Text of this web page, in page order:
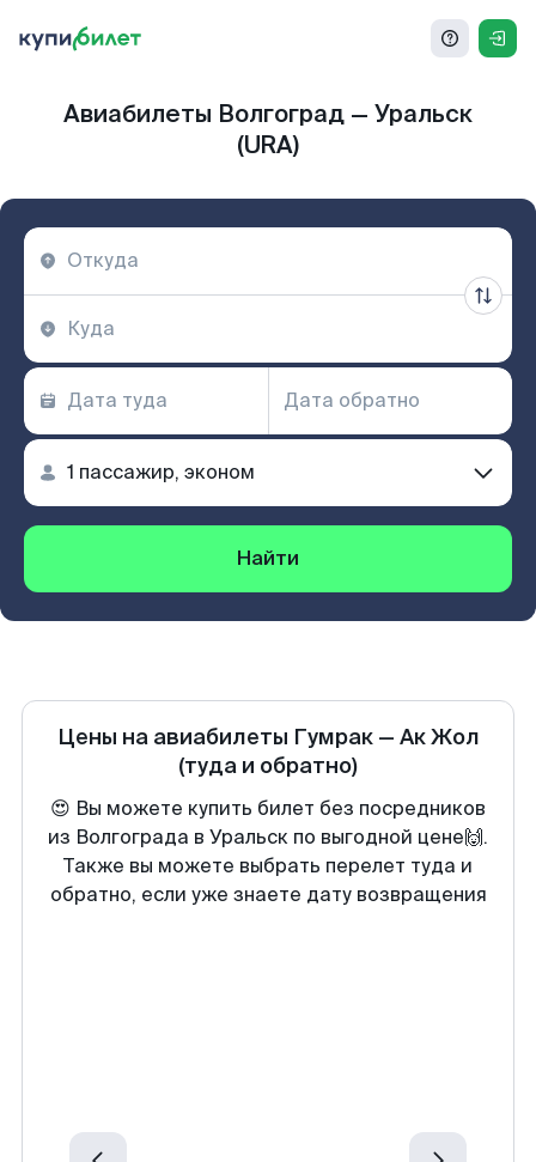
Авиабилеты Волгоград — Уральск
(URA)
Найти
Цены на авиабилеты Гумрак— Ак Жол
(туда и обратно)
😍 Вы можете купить билет без посредников
из Волгограда в Уральск по выгодной цене🙌.
Также вы можете выбрать перелет туда и
обратно, если уже знаете дату возвращения